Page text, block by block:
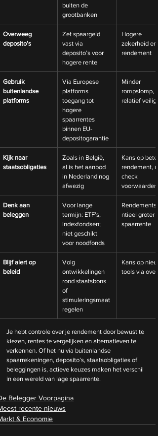
buiten de
grootbanken
Overweeg
deposito’s
Zet spaargeld
vast via
deposito’s voor
hogere rente
Hogere
zekerheid en
rendement
Gebruik
buitenlandse
platforms
Via Europese
platforms
toegang tot
hogere
spaarrentes
binnen EU-
depositogarantie
Minder
rompslomp,
relatief veilig
Kijk naar
staatsobligaties
Zoals in België,
al is het aanbod
in Nederland nog
afwezig
Kans op beter
rendement,
check
voorwaarden
Denk aan
beleggen
Voor lange
termijn: ETF’s,
indexfondsen;
niet geschikt
voor noodfonds
ntieel groter
spaarrente
Blijf alert op
beleid
Volg
ontwikkelingen
rond staatsbons
of
stimuleringsmaat
regelen
Kans op
tools via
Je hebt controle over je rendement door bewust te
kiezen, rentes te vergelijken en alternatieven te
verkennen. Of het nu via buitenlandse
spaarrekeningen, deposito’s, staatsobligaties of
beleggingen is, actieve keuzes maken het verschil
in een wereld van lage spaarrente.
Belegger Voorpagina
recente nieuws
& Economie